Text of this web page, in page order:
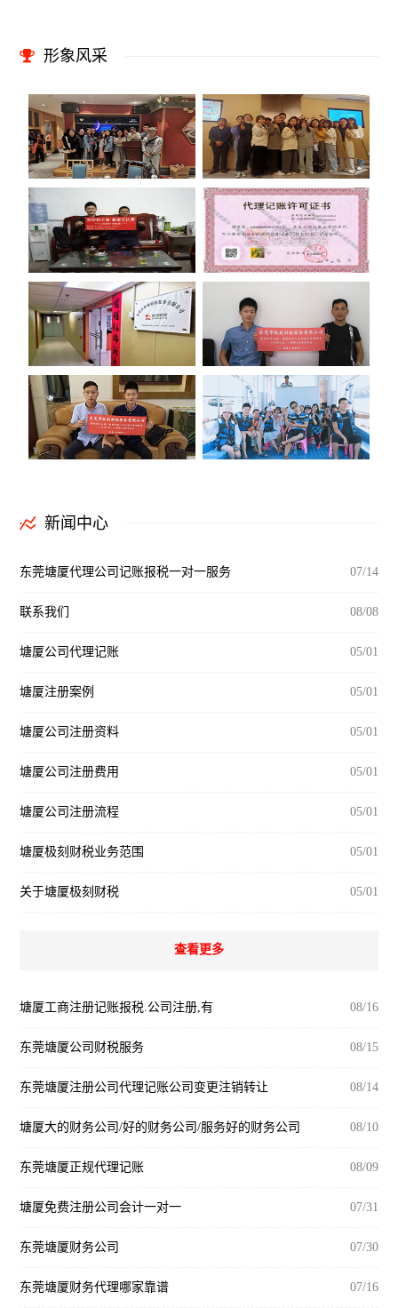
形象风采
新闻中心
东莞塘厦代理公司记账报税一对一服务 07/14
联系我们 08/08
塘厦公司代理记账 05/01
塘厦注册案例 05/01
塘厦公司注册资料 05/01
塘厦公司注册费用 05/01
塘厦公司注册流程 05/01
塘厦极刻财税业务范围 05/01
关于塘厦极刻财税 05/01
查看更多
塘厦工商注册记账报税.公司注册,有 08/16
东莞塘厦公司财税服务 08/15
东莞塘厦注册公司代理记账公司变更注销转让 08/14
塘厦大的财务公司/好的财务公司/服务好的财务公司 08/10
东莞塘厦正规代理记账 08/09
塘厦免费注册公司会计一对一 07/31
东莞塘厦财务公司 07/30
东莞塘厦财务代理哪家靠谱 07/16